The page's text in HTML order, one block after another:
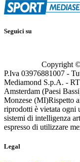
Seguici su
Copyright
P.Iva 03976881007 -
Mediamond S.p.A. -
Amsterdam (Paesi
Monzese (MI)Rispetto
riprodotti è vietata ogni
sistemi di intelligenza
espresso di utilizzare
Legal